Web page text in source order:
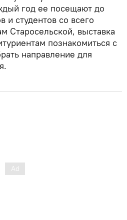
год ее посещают до
и студентов со всего
Старосельской, выставка
познакомиться с
направление для